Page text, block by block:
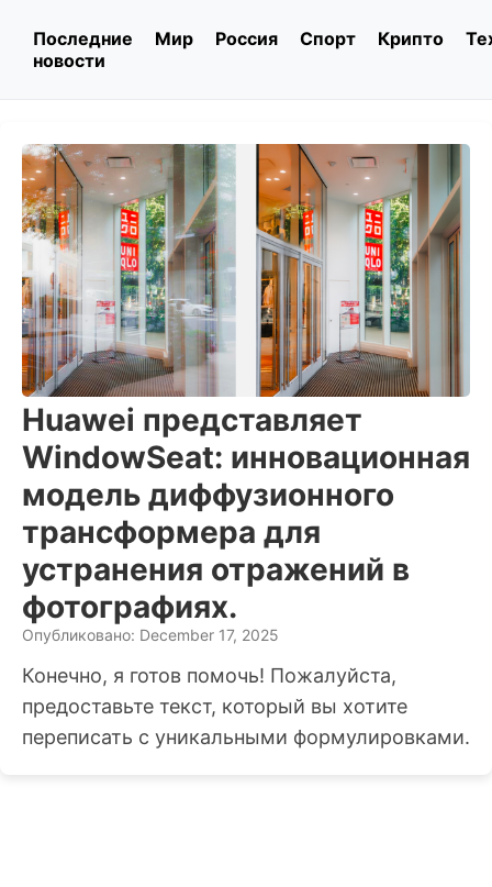
Последние
новости
Мир Россия Спорт Крипто
Huawei представляет
WindowSeat: инновационная
модель диффузионного
трансформера для
устранения отражений в
фотографиях.
Опубликовано: December 17, 2025
Конечно, я готов помочь! Пожалуйста,
предоставьте текст, который вы хотите
переписать с уникальными формулировками.